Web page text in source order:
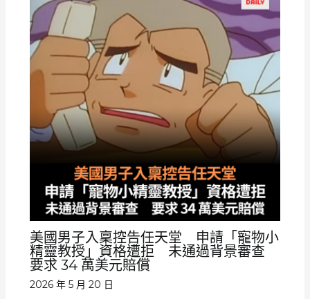
美國男子入稟控告任天堂 申請「寵物小
精靈教授」資格遭拒 未通過背景審查
要求 34 萬美元賠償
2026 年 5 月 20 日